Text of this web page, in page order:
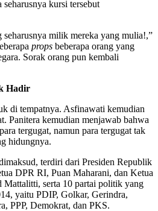
kursi tersebut
milik mereka yang mulia!,”
props beberapa orang yang
Sorak orang pun kembali
Hadir
di tempatnya. Asfinawati kemudian
Panitera kemudian menjawab bahwa
tergugat, namun para tergugat tak
hidungnya.
terdiri dari Presiden Republik
DPR RI, Puan Maharani, dan Ketua
serta 10 partai politik yang
yaitu PDIP, Golkar, Gerindra,
PPP, Demokrat, dan PKS.